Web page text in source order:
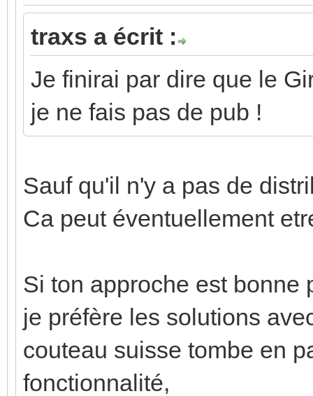
traxs a écrit :
Je finirai par dire que le
je ne fais pas de pub !
Sauf qu'il n'y a pas de
Ca peut éventuellement
Si ton approche est bonne
je préfère les solutions
couteau suisse tombe en
fonctionnalité,